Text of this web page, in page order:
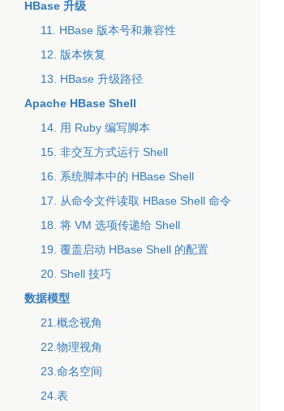
HBase 升级
11. HBase 版本号和兼容性
12. 版本恢复
13. HBase 升级路径
Apache HBase Shell
14. 用 Ruby 编写脚本
15. 非交互方式运行 Shell
16. 系统脚本中的 HBase Shell
17. 从命令文件读取 HBase Shell 命令
18. 将 VM 选项传递给 Shell
19. 覆盖启动 HBase Shell 的配置
20. Shell 技巧
数据模型
21.概念视角
22.物理视角
23.命名空间
24.表